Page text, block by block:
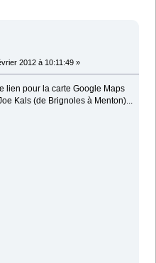
de Joe Kals (Lu 42482
2012 à 10:11:49 »
lien pour la carte Google Maps
Kals (de Brignoles à Menton)...